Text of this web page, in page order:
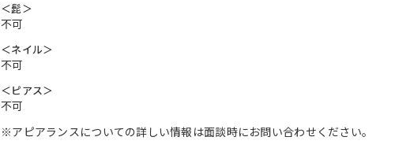
＜髭＞
不可
＜ネイル＞
不可
＜ピアス＞
不可
※アピアランスについての詳しい情報は面談時にお問い合わせください。